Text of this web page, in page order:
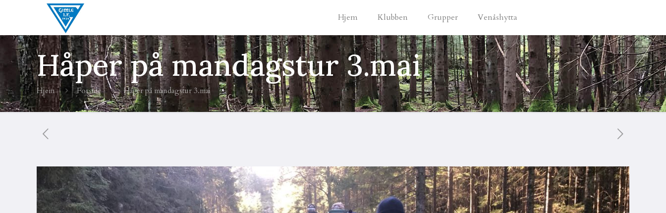
Hjem Klubben Grupper Venåshytta
Håper på mandagstur 3.mai
Hjem Forside Håper på mandagstur 3.mai